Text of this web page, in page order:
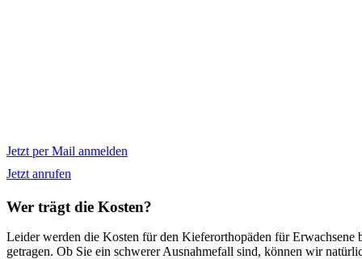
Jetzt per Mail anmelden
Jetzt anrufen
Wer trägt die Kosten?
Leider werden die Kosten für den Kieferorthopäden für Erwachsene
getragen. Ob Sie ein schwerer Ausnahmefall sind, können wir